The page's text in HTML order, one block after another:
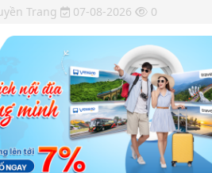
Trang 07-08-2026 0